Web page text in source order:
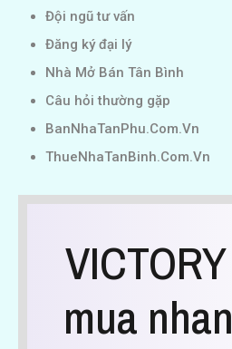
Đội ngũ tư vấn
Đăng ký đại lý
Nhà Mở Bán Tân Bình
Câu hỏi thường gặp
BanNhaTanPhu.Com.Vn
ThueNhaTanBinh.Com.Vn
mua